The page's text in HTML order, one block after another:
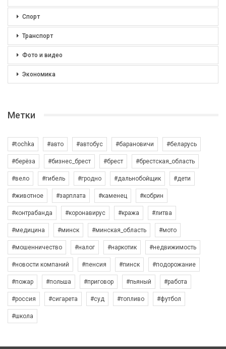
Спорт
Транспорт
Фото и видео
Экономика
Метки
#tochka #авто #автобус #барановичи #беларусь
#берёза #бизнес_брест #брест #брестская_область
#вело #гибель #гродно #дальнобойщик #дети
#животное #зарплата #каменец #кобрин
#контрабанда #коронавирус #кража #литва
#медицина #минск #минская_область #мото
#мошенничество #налог #наркотик #недвижимость
#новости компаний #пенсия #пинск #подорожание
#пожар #польша #приговор #пьяный #работа
#россия #сигарета #суд #топливо #футбол
#школа